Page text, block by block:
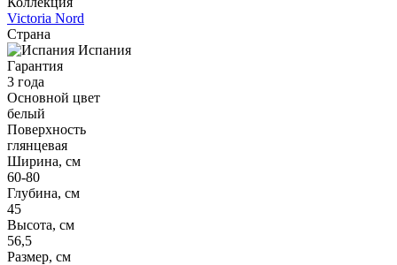
Victoria Nord
Страна
Испания
Гарантия
3 года
Основной цвет
белый
Поверхность
глянцевая
Ширина, см
60-80
Глубина, см
45
Высота, см
56,5
Размер, см